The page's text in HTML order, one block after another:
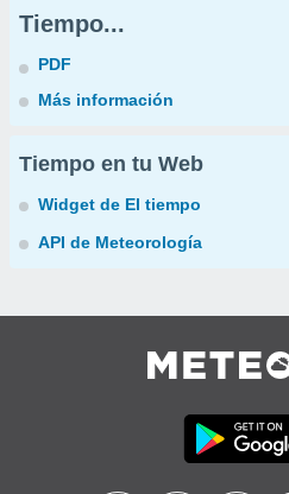
Tiempo...
PDF
Más información
Tiempo en tu Web
Widget de El tiempo
API de Meteorología